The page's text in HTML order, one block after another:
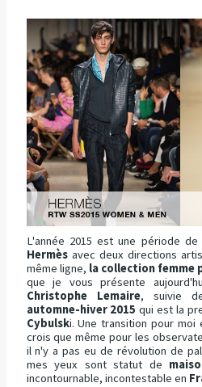
L'année 2015 est une période
Hermèsavec deux directions
même ligne, la collection femme
que je vous présente
Christophe Lemaire, suivie
automne-hiver 2015 qui est la
Cybulski. Une transition pour
crois que même pour les
il n'y a pas eu de révolution de
mes yeux sont statut de
incontournable, incontestable en